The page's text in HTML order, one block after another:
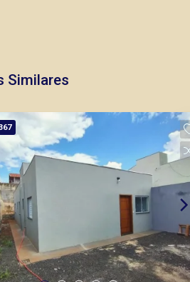
Similares